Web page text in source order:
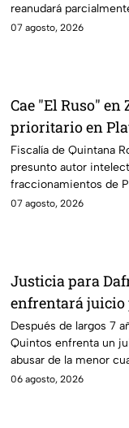
reanudará
Michoacán a partir del
07 agosto, 2026
Cae "El Ruso"
prioritario en
Fiscalía de Quintana
presunto autor
fraccionamientos de
07 agosto, 2026
Justicia para
enfrentará juicio
cometido en
Después de largos 7
Quintos enfrenta un
abusar de la menor
06 agosto, 2026